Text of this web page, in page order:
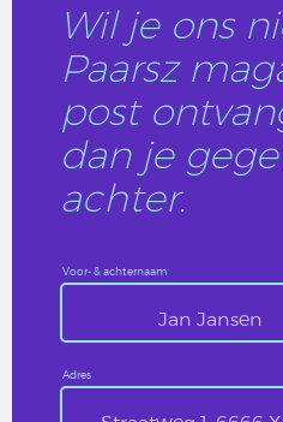
Wil je ons
Paarsz
post
dan je
achter.
Voor- & achternaam
Adres